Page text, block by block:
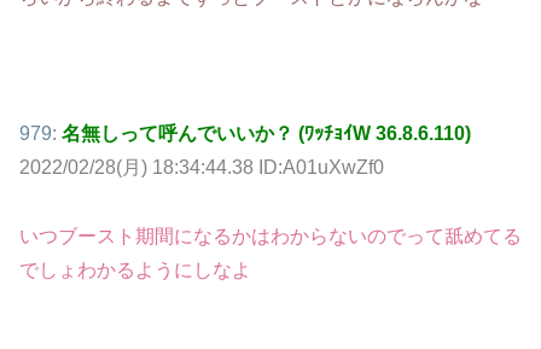
979: 名無しって呼んでいいか？ (ﾜｯﾁｮｲW 36.8.6.110)
2022/02/28(月) 18:34:44.38 ID:A01uXwZf0
いつブースト期間になるかはわからないのでって舐めてる
でしょわかるようにしなよ